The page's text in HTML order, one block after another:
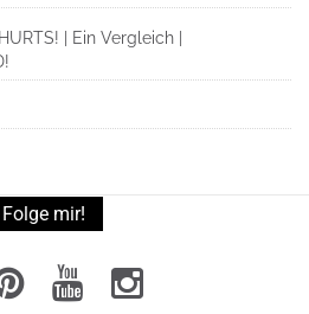
| Ein Vergleich |
Folge mir!